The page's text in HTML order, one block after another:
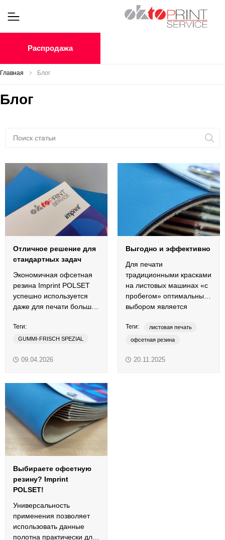
Распродажа
Главная Блог
Блог
Отличное решение для
стандартных задач
Экономичная офсетная
резина Imprint POLSET
успешно используется
даже для печати больших
пробегом».
Теги:
GUMMI-FRISCH SPEZIAL
листовая печать
очиститель регенератор
традиционные краски
09.04.2026
Выгодно и эффективно
Для печати
традиционными красками
на листовых машинах «с
пробегом» оптимальным
выбором является
POLSET.
Теги: листовая печать
офсетная резина
20.11.2025
Выбираете офсетную
резину? Imprint
POLSET!
Универсальность
применения позволяет
использовать данные
полотна практически для